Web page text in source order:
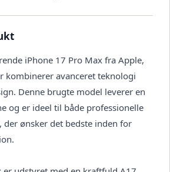
iPhone 17 Pro Max fra Apple,
kombinerer avanceret teknologi
Denne brugte model leverer en
og er ideel til både professionelle
ønsker det bedste inden for